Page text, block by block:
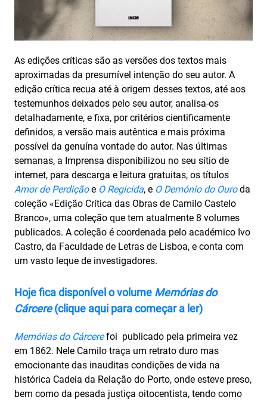
As edições críticas são as versões dos textos mais
aproximadas da presumível intenção do seu autor. A
edição crítica recua até à origem desses textos, até aos
testemunhos deixados pelo seu autor, analisa-os
detalhadamente, e fixa, por critérios cientificamente
definidos, a versão mais autêntica e mais próxima
possível da genuína vontade do autor. Nas últimas
semanas, a Imprensa disponibilizou no seu sítio de
internet, para descarga e leitura gratuitas, os títulos
Amor de Perdiçãoe O Regicida, e O Demónio do Ouro da
coleção «Edição Crítica das Obras de Camilo Castelo
Branco», uma coleção que tem atualmente 8 volumes
publicados. A coleção é coordenada pelo académico Ivo
Castro, da Faculdade de Letras de Lisboa, e conta com
um vasto leque de investigadores.
Hoje fica disponível o volume Memórias do
Cárcere(clique aqui para começar a ler)
Memórias do Cárcere foi publicado pela primeira vez
em 1862. Nele Camilo traça um retrato duro mas
emocionante das inauditas condições de vida na
histórica Cadeia da Relação do Porto, onde esteve preso,
bem como da pesada justiça oitocentista, tendo como